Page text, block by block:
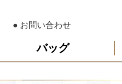
お問い合わせ
バッグ